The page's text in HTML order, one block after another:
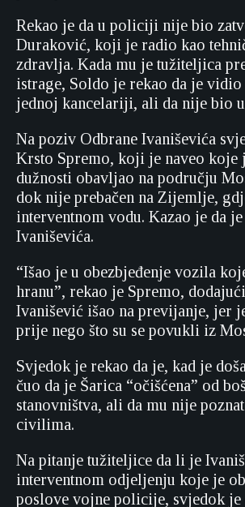
Rekao je da u policiji nije bio
Duraković, koji je radio kao
zdravlja. Kada mu je tužiteljica
istrage, Soldo je rekao da je
jednoj kancelariji, ali da nije bio
Na poziv Odbrane Ivaniševića
Krsto Spremo, koji je naveo koje
dužnosti obavljao na području
dok nije prebačen na Zijemlje,
interventnom vodu. Kazao je da
Ivaniševića.
“Išao je u obezbjeđenje vozila
hranu”, rekao je Spremo,
Ivanišević išao na previjanje, jer
prije nego što su se povukli iz
Svjedok je rekao da je, kad je
čuo da je Šarica “očišćena” od
stanovništva, ali da mu nije
civilima.
Na pitanje tužiteljice da li je
interventnom odjeljenju koje je
poslove vojne policije, svjedok